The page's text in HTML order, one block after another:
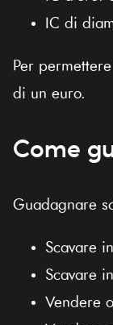
IC di
Per
di un euro.
Come
Guadagnare
Scavare
Scavare
Vendere